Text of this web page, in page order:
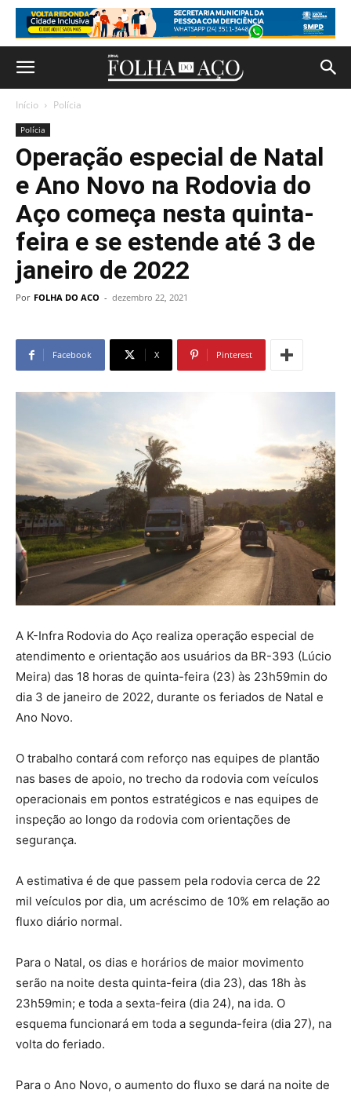
Início Polícia
Polícia
Operação especial de Natal
e Ano Novo na Rodovia do
Aço começa nesta quinta-
feira e se estende até 3 de
janeiro de 2022
Por FOLHA DO ACO - dezembro 22, 2021
Facebook X Pinterest
A K-Infra Rodovia do Aço realiza operação especial de
atendimento e orientação aos usuários da BR-393 (Lúcio
Meira) das 18 horas de quinta-feira (23) às 23h59min do
dia 3 de janeiro de 2022, durante os feriados de Natal e
Ano Novo.
O trabalho contará com reforço nas equipes de plantão
nas bases de apoio, no trecho da rodovia com veículos
operacionais em pontos estratégicos e nas equipes de
inspeção ao longo da rodovia com orientações de
segurança.
A estimativa é de que passem pela rodovia cerca de 22
mil veículos por dia, um acréscimo de 10% em relação ao
fluxo diário normal.
Para o Natal, os dias e horários de maior movimento
serão na noite desta quinta-feira (dia 23), das 18h às
23h59min; e toda a sexta-feira (dia 24), na ida. O
esquema funcionará em toda a segunda-feira (dia 27), na
volta do feriado.
Para o Ano Novo, o aumento do fluxo se dará na noite de